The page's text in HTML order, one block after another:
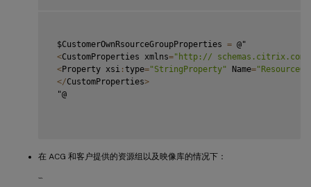
$CustomerOwnRsourceGroupProperties = @"
<CustomProperties xmlns="http:// schemas.citrix.com/
<Property xsi :type="StringProperty" Name=
</CustomProperties>
"@
在 ACG 和客户提供的资源组以及映像库的情况下：
```